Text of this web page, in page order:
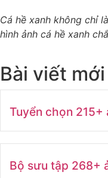
Cá hề xanh không chỉ
hình ảnh cá hề xanh
Bài viết
Tuyển chọn 215+
Bộ sưu tập 268+